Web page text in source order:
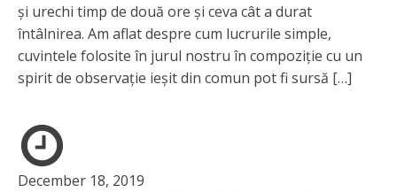
și urechi timp de două ore și ceva cât a durat
întâlnirea. Am aflat despre cum lucrurile simple,
cuvintele folosite în jurul nostru în compoziție cu un
spirit de observație ieșit din comun pot fi sursă […]
December 18, 2019